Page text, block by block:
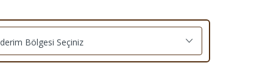
Bölgesi Seçiniz